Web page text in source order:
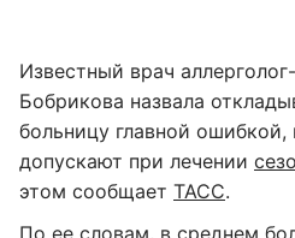
Известный врач
Бобрикова назвала
больницу главной
допускают при лечении
этом сообщает ТАСС.
По ее словам, в среднем